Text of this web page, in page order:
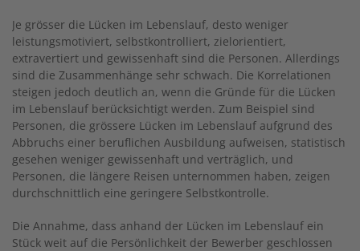
Je grösser die Lücken im Lebenslauf, desto weniger
leistungsmotiviert, selbstkontrolliert, zielorientiert,
extravertiert und gewissenhaft sind die Personen. Allerdings
sind die Zusammenhänge sehr schwach. Die Korrelationen
steigen jedoch deutlich an, wenn die Gründe für die Lücken
im Lebenslauf berücksichtigt werden. Zum Beispiel sind
Personen, die grössere Lücken im Lebenslauf aufgrund des
Abbruchs einer beruflichen Ausbildung aufweisen, statistisch
gesehen weniger gewissenhaft und verträglich, und
Personen, die längere Reisen unternommen haben, zeigen
durchschnittlich eine geringere Selbstkontrolle.
Die Annahme, dass anhand der Lücken im Lebenslauf ein
Stück weit auf die Persönlichkeit der Bewerber geschlossen